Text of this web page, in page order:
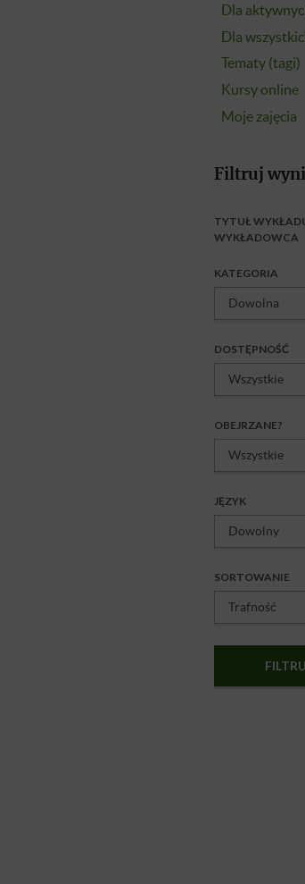
Dla
Dla
Tematy (tagi)
Kursy online
Moje zajęcia
Filtruj
TYTUŁ
WYKŁADOWCA
KATEGORIA
DOSTĘPNOŚĆ
OBEJRZANE?
JĘZYK
SORTOWANIE